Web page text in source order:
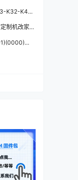
K32-K43
制机改家
版